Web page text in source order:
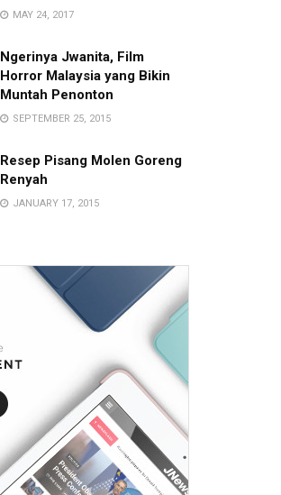
MAY 24, 2017
Ngerinya Jwanita, Film
Horror Malaysia yang Bikin
Muntah Penonton
SEPTEMBER 25, 2015
Resep Pisang Molen Goreng
Renyah
JANUARY 17, 2015